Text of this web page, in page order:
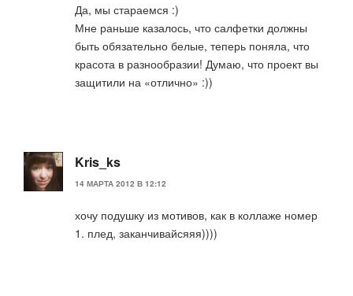
Да, мы стараемся :)
Мне раньше казалось, что салфетки должны
быть обязательно белые, теперь поняла, что
красота в разнообразии! Думаю, что проект вы
защитили на «отлично» :))
Kris_ks
14 МАРТА 2012 В 12:12
хочу подушку из мотивов, как в коллаже номер
1. плед, заканчивайсяяя))))